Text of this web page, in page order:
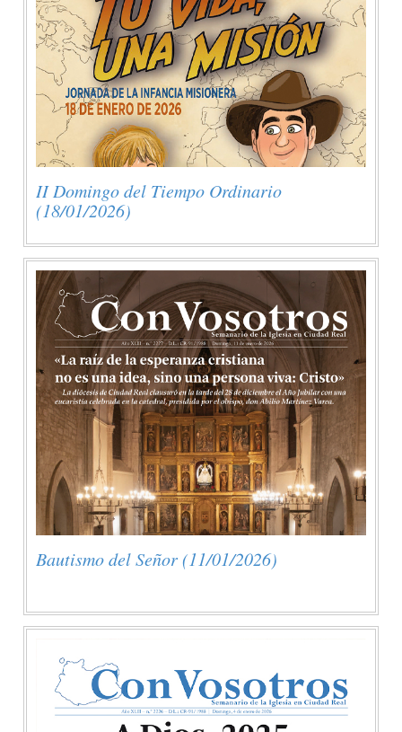
II Domingo del Tiempo Ordinario
(18/01/2026)
Bautismo del Señor (11/01/2026)